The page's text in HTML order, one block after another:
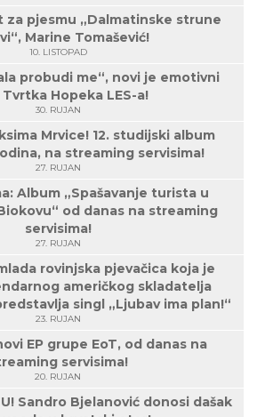
za pjesmu „Dalmatinske strune
Marine Tomašević!
10. LISTOPAD
probudi me“, novi je emotivni
Hopeka LES-a!
30. RUJAN
Mrvice! 12. studijski album
na streaming servisima!
27. RUJAN
Album „Spašavanje turista u
od danas na streaming
servisima!
27. RUJAN
rovinjska pjevačica koja je
američkog skladatelja
singl „Ljubav ima plan!“
23. RUJAN
EP grupe EoT, od danas na
servisima!
20. RUJAN
Sandro Bjelanović donosi dašak